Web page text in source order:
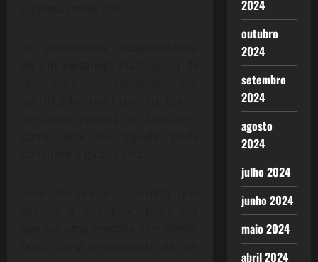
2024
outubro
2024
setembro
2024
agosto
2024
julho 2024
junho 2024
maio 2024
abril 2024